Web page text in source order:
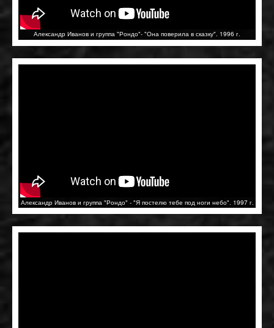
Александр Иванов и группа "Рондо"- "Она поверила в сказку". 1996 г.
Александр Иванов и группа "Рондо" - "Я постелю тебе под ноги небо". 1997 г.